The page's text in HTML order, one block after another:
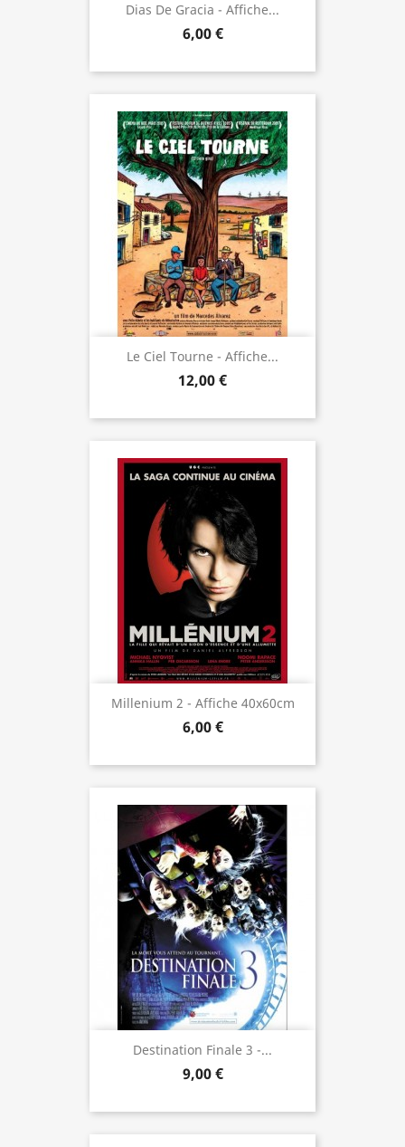
Dias De Gracia - Affiche...
6,00 €
Le Ciel Tourne - Affiche...
12,00 €
Millenium 2 - Affiche 40x60cm
6,00 €
Destination Finale 3 -...
9,00 €